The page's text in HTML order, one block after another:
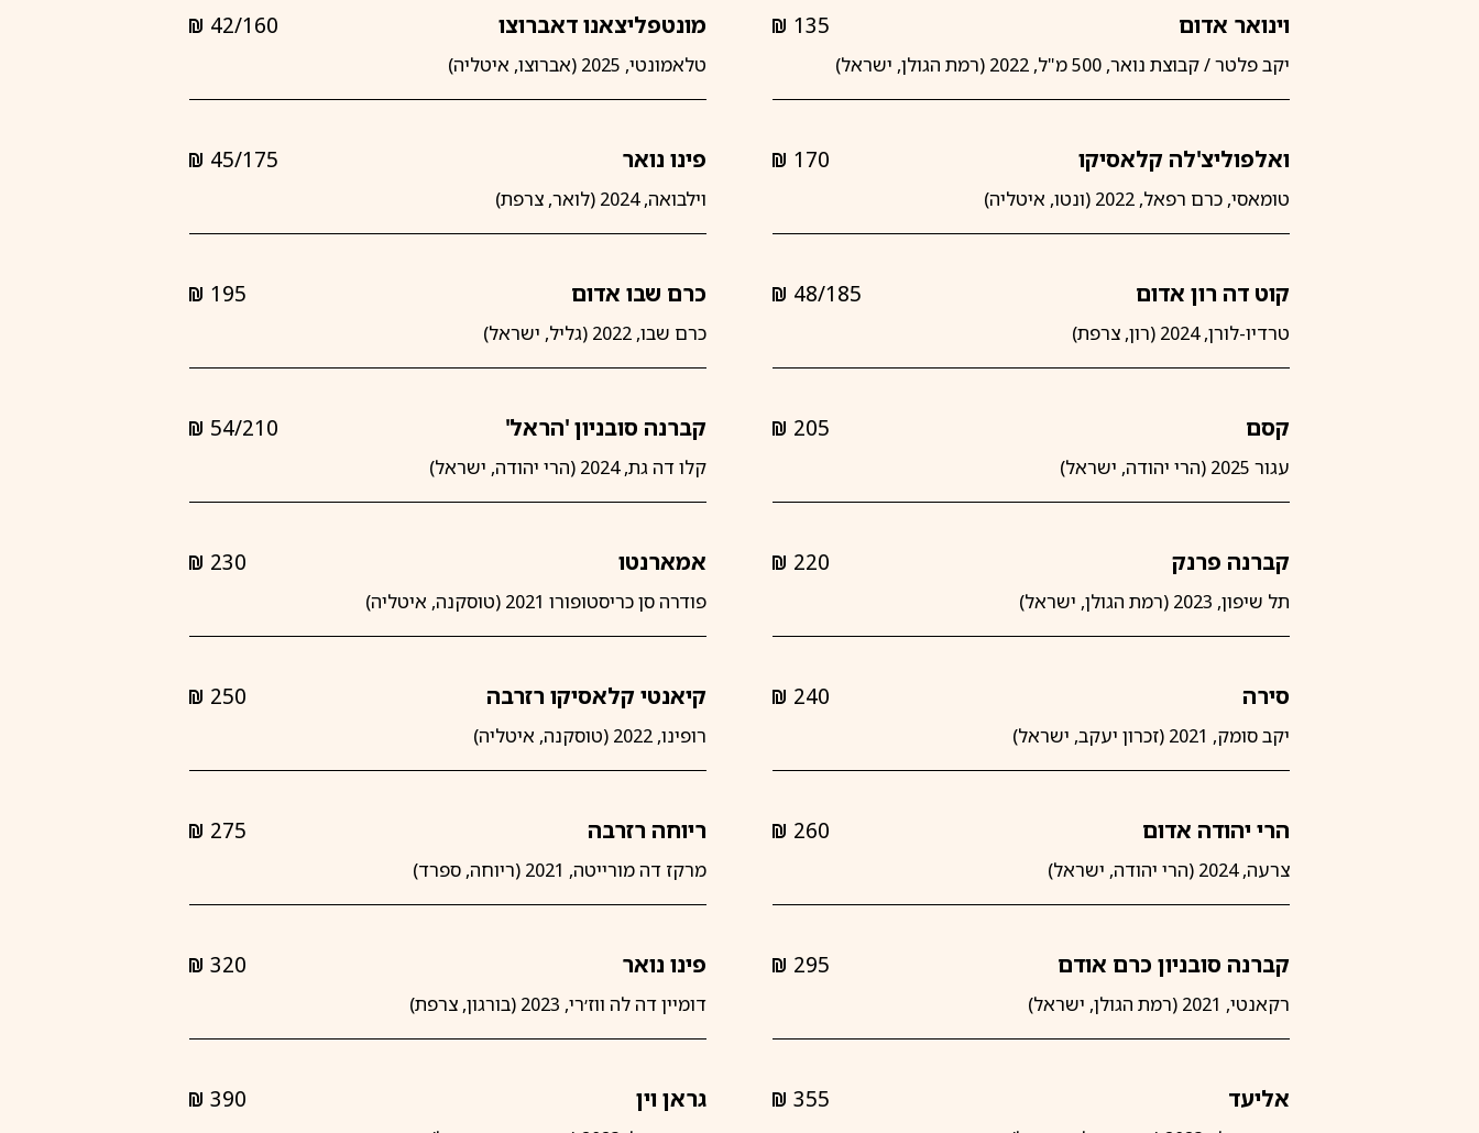
וינואר אדום 135
יקב פלטר / קבוצת נואר, 500 מ"ל, 2022 (רמת הגולן, ישראל)
מונטפליצאנו דאברוצו 42/160
טלאמונטי, 2025 (אברוצו, איטליה)
ואלפוליצ'לה קלאסיקו 170
טומאסי, כרם רפאל, 2022 (ונטו, איטליה)
פינו נואר 45/175
וילבואה, 2024 (לואר, צרפת)
קוט דה רון אדום 48/185
טרדיו-לורן, 2024 (רון, צרפת)
כרם שבו אדום 195
כרם שבו, 2022 (גליל, ישראל)
קסם 205
עגור 2025 (הרי יהודה, ישראל)
קברנה סובניון 'הראל' 54/210
קלו דה גת, 2024 (הרי יהודה, ישראל)
קברנה פרנק 220
תל שיפון, 2023 (רמת הגולן, ישראל)
אמארנטו 230
פודרה סן כריסטופורו 2021 (טוסקנה, איטליה)
סירה 240
יקב סומק, 2021 (זכרון יעקב, ישראל)
קיאנטי קלאסיקו רזרבה 250
רופינו, 2022 (טוסקנה, איטליה)
הרי יהודה אדום 260
צרעה, 2024 (הרי יהודה, ישראל)
ריוחה רזרבה 275
מרקז דה מורייטה, 2021 (ריוחה, ספרד)
קברנה סובניון כרם אודם 295
רקאנטי, 2021 (רמת הגולן, ישראל)
פינו נואר 320
דומיין דה לה ווז׳רי, 2023 (בורגון, צרפת)
אליעד 355 גראן וין 390